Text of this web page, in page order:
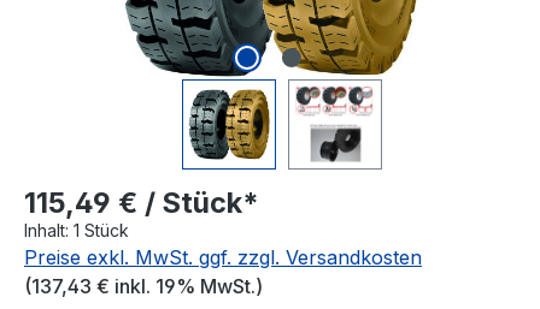
115,49 € / Stück*
Inhalt: 1 Stück
Preise exkl. MwSt. ggf. zzgl. Versandkosten
(137,43 € inkl. 19% MwSt.)